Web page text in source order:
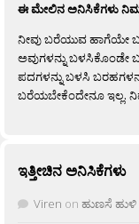
ಈ ಮೇಲಿನ ಅನಿಸಿಕೆಗಳು
ನೀವು ಬರೆಯುವ
ಅವುಗಳನ್ನು ಬಳಸಿಕೊಂಡೇ
ಪದಗಳನ್ನು ಬಳಸಿ
ಬರೆಯಬೇಕೆಂದೇನೂ ಇಲ್ಲ.
ಇತ್ತೀಚಿನ ಅನಿಸಿಕೆಗಳು
Viren on ಹುಣಸೆ ಹುಳಿ